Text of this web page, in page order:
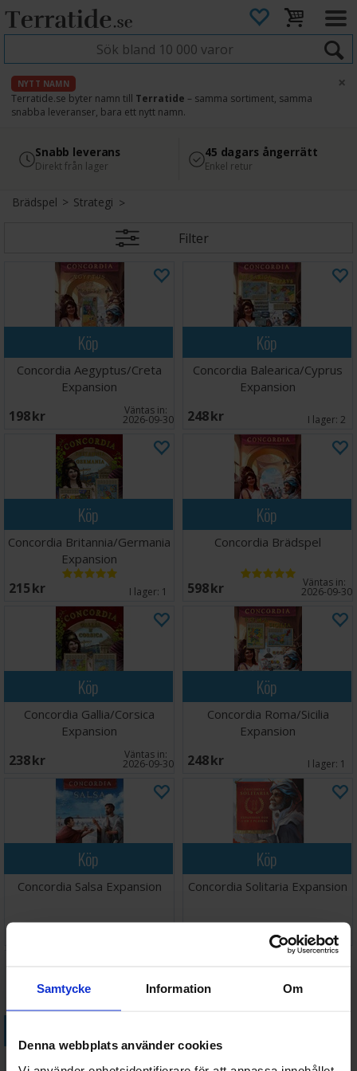
Samtycke Information Om
Denna webbplats använder cookies
NYTT NAMN
Terratide.se byter namn till Terratide – samma sortiment, samma
snabba leveranser, bara ett nytt namn.
×
4.8
Läs omdömen på Google
Säker betalning
med Svea
Snabb leverans
Direkt från lager
45 dagars ångerrätt
Enkel retur
Brädspel>Strategi
Filter
Köp
Concordia Aegyptus/Creta
Expansion
198 SEK Väntas in:
2026-09-30
Köp
Concordia Balearica/Cyprus
Expansion
248 SEK I lager: 2
Köp
Concordia Britannia/Germania
Expansion
215 SEK I lager: 1
Köp
Concordia Brädspel
598 SEK Väntas in:
2026-09-30
Köp
Concordia Gallia/Corsica
Expansion
238 SEK Väntas in:
2026-09-30
Köp
Concordia Roma/Sicilia
Expansion
248 SEK I lager: 1
Köp
Concordia Salsa Expansion
Köp
Concordia Solitaria Expansion
I lager: